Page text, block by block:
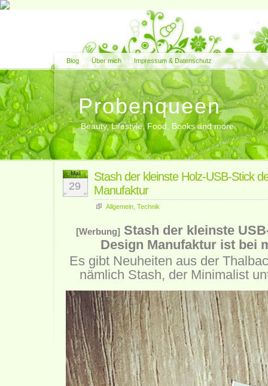
Blog Über mich Impressum & Datenschutz
Probenqueen
Beauty, Lifestyle, Food, Books and more
Mai
29
Stash der kleinste Holz-USB-Stick
Manufaktur
Allgemein Technik
[Werbung] Stash der kleinste
Design Manufaktur ist bei
Es gibt Neuheiten aus der
nämlich Stash, der Minimalist